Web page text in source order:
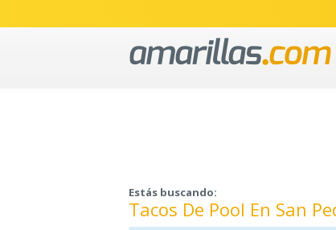
Estás buscando:
Tacos De Pool En San